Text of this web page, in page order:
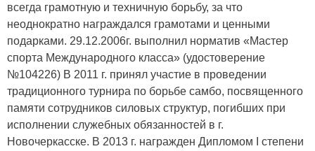
всегда грамотную и техничную борьбу, за что
неоднократно награждался грамотами и ценными
подарками. 29.12.2006г. выполнил норматив «Мастер
спорта Международного класса» (удостоверение
№104226) В 2011 г. принял участие в проведении
традиционного турнира по борьбе самбо, посвященного
памяти сотрудников силовых структур, погибших при
исполнении служебных обязанностей в г.
Новочеркасске. В 2013 г. награжден Дипломом I степени